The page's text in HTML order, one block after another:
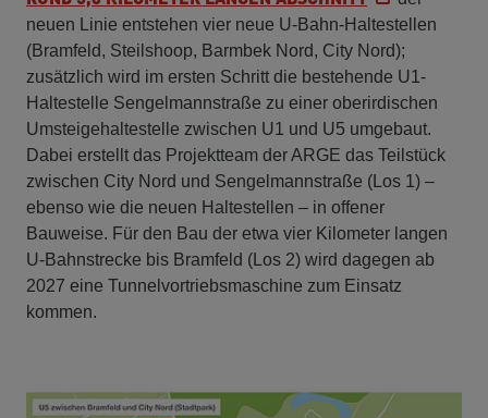
neuen Linie entstehen vier neue U-Bahn-Haltestellen
(Bramfeld, Steilshoop, Barmbek Nord, City Nord);
zusätzlich wird im ersten Schritt die bestehende U1-
Haltestelle Sengelmannstraße zu einer oberirdischen
Umsteigehaltestelle zwischen U1 und U5 umgebaut.
Dabei erstellt das Projektteam der ARGE das Teilstück
zwischen City Nord und Sengelmannstraße (Los 1) –
ebenso wie die neuen Haltestellen – in offener
Bauweise. Für den Bau der etwa vier Kilometer langen
U-Bahnstrecke bis Bramfeld (Los 2) wird dagegen ab
2027 eine Tunnelvortriebsmaschine zum Einsatz
kommen.